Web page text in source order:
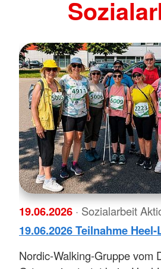
19.06.2026 · Sozialarbeit
19.06.2026 Teilnahme
Nordic-Walking-Gruppe vom